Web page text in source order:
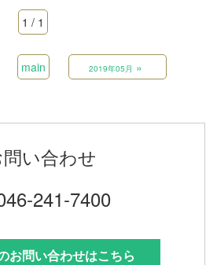
1 / 1
main 2019年05月 »
い合わせ
241-7400
お問い合わせはこちら